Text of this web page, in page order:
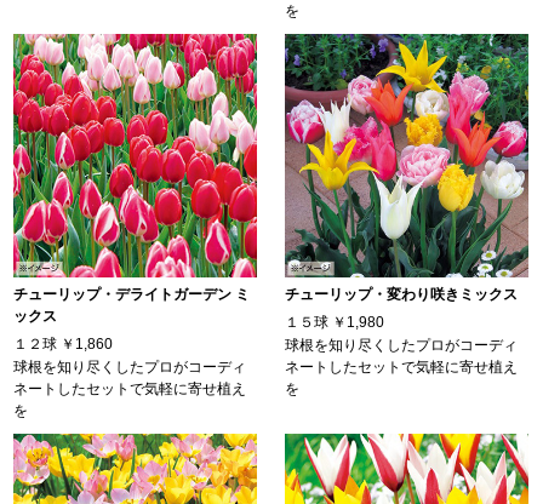
を
チューリップ・デライトガーデン ミ
ックス
１２球 ￥1,860
球根を知り尽くしたプロがコーディ
ネートしたセットで気軽に寄せ植え
を
チューリップ・変わり咲きミックス
１５球 ￥1,980
球根を知り尽くしたプロがコーディ
ネートしたセットで気軽に寄せ植え
を